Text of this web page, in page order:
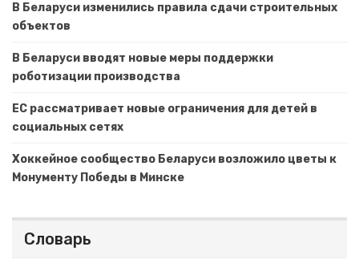
В Беларуси изменились правила сдачи строительных
объектов
В Беларуси вводят новые меры поддержки
роботизации производства
ЕС рассматривает новые ограничения для детей в
социальных сетях
Хоккейное сообщество Беларуси возложило цветы к
Монументу Победы в Минске
Словарь